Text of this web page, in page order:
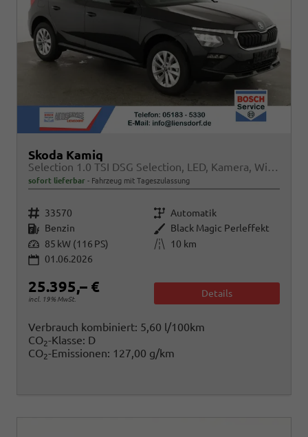
Skoda Kamiq
Selection 1.0 TSI DSG Selection, LED, Kamera, Winter, Ladeboden, 16-Zoll, 4.J-Garantie
sofort lieferbar Fahrzeug mit Tageszulassung
Fahrzeugnr. 33570 Getriebe Automatik
Kraftstoff Benzin Außenfarbe Black Magic Perleffekt
Leistung 85 kW (116 PS) Kilometerstand
10 km
01.06.2026
25.395,– €
incl. 19% MwSt.
Details
Verbrauch kombiniert: 5,60 l/100km
CO2-Klasse: D
CO2-Emissionen: 127,00 g/km